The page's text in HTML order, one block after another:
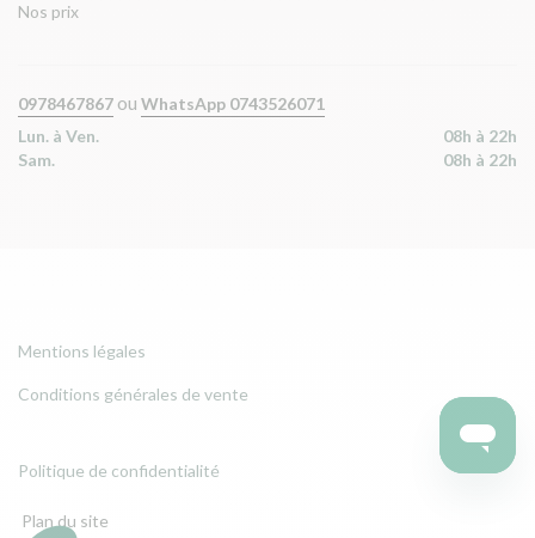
Nos prix
0978467867 ou WhatsApp 0743526071
Lun. à Ven.
08h à 22h
Sam.
08h à 22h
Mentions légales
Conditions générales de vente
Politique de confidentialité
Plan du site